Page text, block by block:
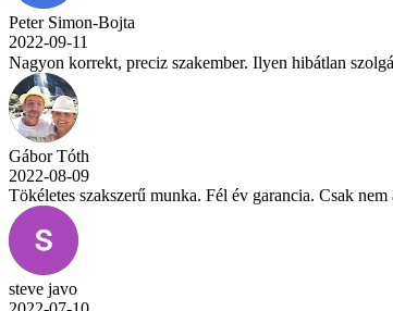
Peter Simon-Bojta
2022-09-11
Nagyon korrekt, preciz szakember. Ilyen hibátlan
Gábor Tóth
2022-08-09
Tökéletes szakszerű munka. Fél év garancia. Csak
steve javo